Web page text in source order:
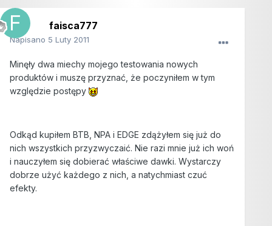
faisca777
Napisano 5 Luty 2011
Minęły dwa miechy mojego testowania nowych
produktów i muszę przyznać, że poczyniłem w tym
względzie postępy
Odkąd kupiłem BTB, NPA i EDGE zdążyłem się już do
nich wszystkich przyzwyczaić. Nie razi mnie już ich woń
i nauczyłem się dobierać właściwe dawki. Wystarczy
dobrze użyć każdego z nich, a natychmiast czuć
efekty.